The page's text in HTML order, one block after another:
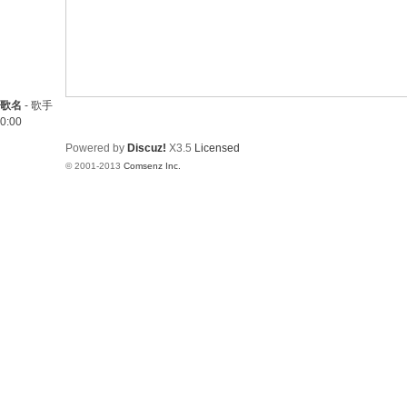
歌名 - 歌手
0:00
Powered by Discuz! X3.5 Licensed
© 2001-2013 Comsenz Inc.